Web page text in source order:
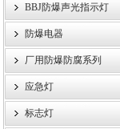
BBJ防爆声光指示灯
防爆电器
厂用防爆防腐系列
应急灯
标志灯